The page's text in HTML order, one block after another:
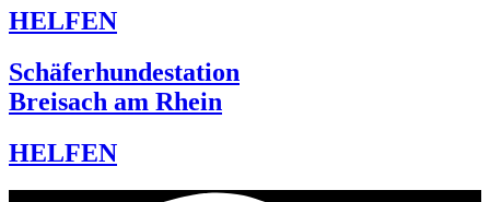
HELFEN
Schäferhundestation
Breisach am Rhein
HELFEN